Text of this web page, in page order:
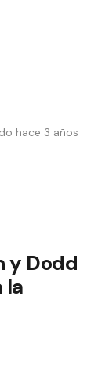
hace 3 años
y Dodd
la